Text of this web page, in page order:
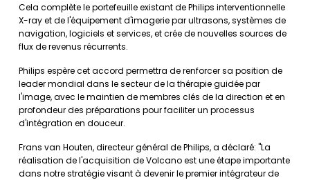
Cela complète le portefeuille existant de Philips interventionnelle
X-ray et de l'équipement d'imagerie par ultrasons, systèmes de
navigation, logiciels et services, et crée de nouvelles sources de
flux de revenus récurrents.
Philips espère cet accord permettra de renforcer sa position de
leader mondial dans le secteur de la thérapie guidée par
l'image, avec le maintien de membres clés de la direction et en
profondeur des préparations pour faciliter un processus
d'intégration en douceur.
Frans van Houten, directeur général de Philips, a déclaré: "La
réalisation de l'acquisition de Volcano est une étape importante
dans notre stratégie visant à devenir le premier intégrateur de